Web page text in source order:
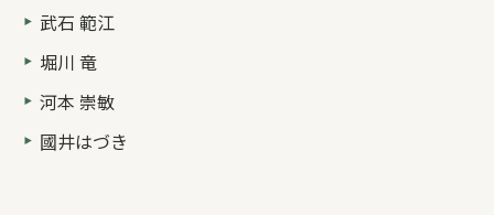
武石 範江
堀川 竜
河本 崇敏
國井はづき